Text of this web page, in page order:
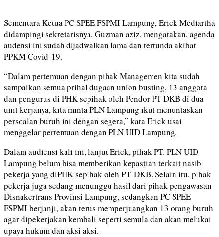
Sementara Ketua PC SPEE FSPMI Lampung, Erick Mediartha
didampingi sekretarisnya, Guzman aziz, mengatakan, agenda
audensi ini sudah dijadwalkan lama dan tertunda akibat
PPKM Covid-19.
“Dalam pertemuan dengan pihak Managemen kita sudah
sampaikan semua prihal dugaan union busting, 13 anggota
dan pengurus di PHK sepihak oleh Pendor PT DKB di dua
unit kerjanya, kita minta PLN Lampung ikut menuntaskan
persoalan buruh ini dengan segera,” kata Erick usai
menggelar pertemuan dengan PLN UID Lampung.
Dalam audiensi kali ini, lanjut Erick, pihak PT. PLN UID
Lampung belum bisa memberikan kepastian terkait nasib
pekerja yang diPHK sepihak oleh PT. DKB. Selain itu, pihak
pekerja juga sedang menunggu hasil dari pihak pengawasan
Disnakertrans Provinsi Lampung, sedangkan PC SPEE
FSPMI berjanji, akan terus memperjuangkan 13 orang buruh
agar dipekerjakan kembali seperti semula dan akan melukai
upaya hukum dan aksi aksi.